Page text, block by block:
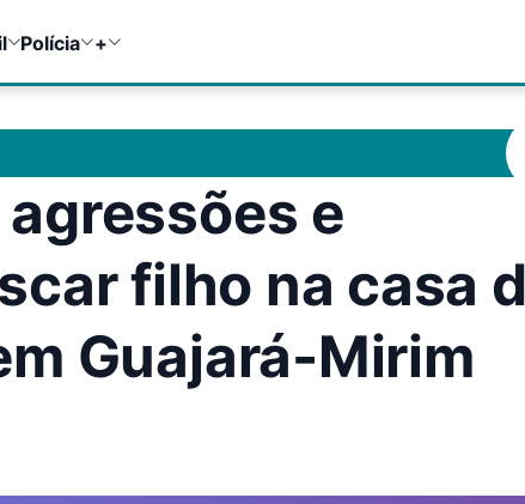
Polícia +
e
filho na casa
Guajará-Mirim